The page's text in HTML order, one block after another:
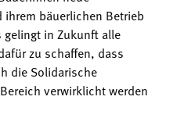
bäuerlichen Betrieb
in Zukunft alle
zu schaffen, dass
die Solidarische
verwirklicht werden